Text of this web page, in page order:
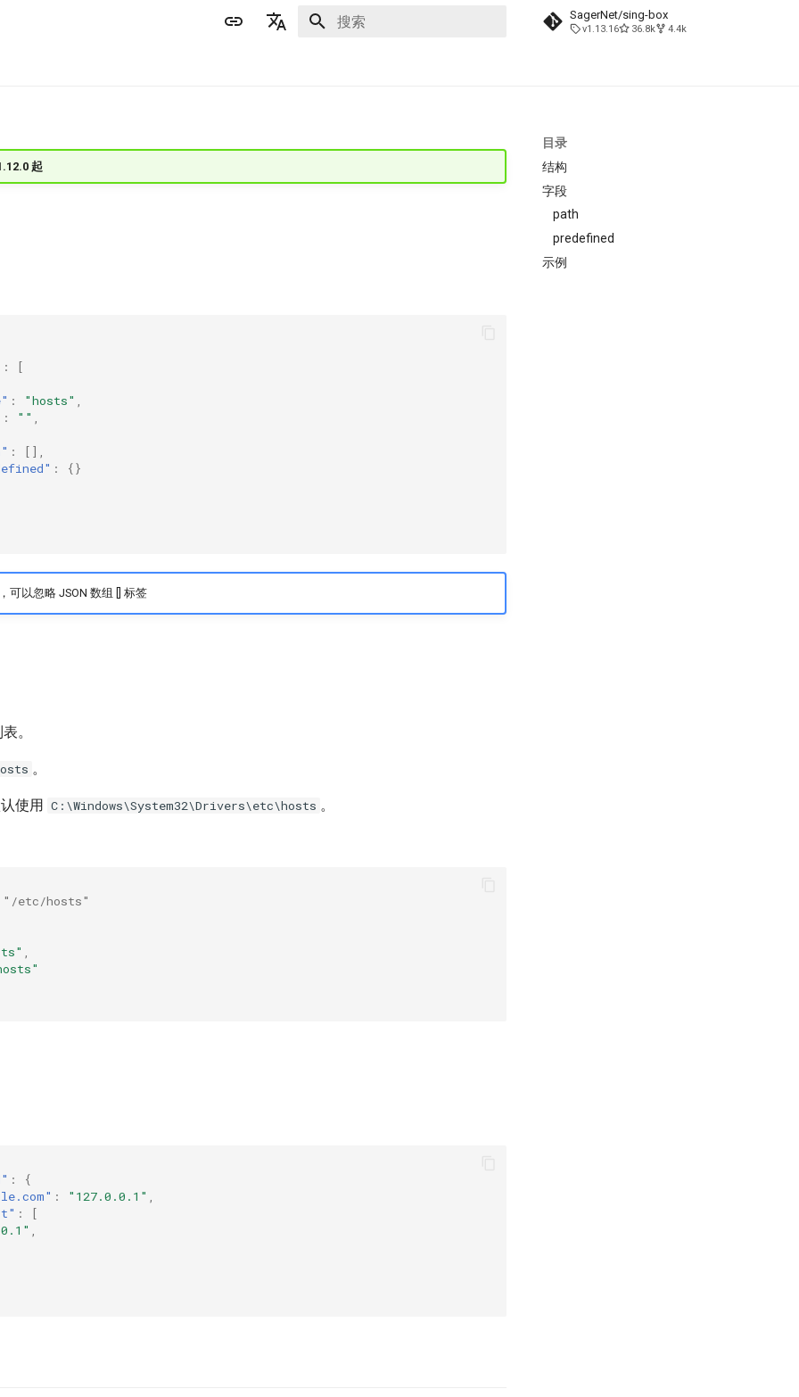
SagerNet/sing-box
v1.13.16 36.8k 4.4k
目录
结构
字段
path
predefined
示例
起
: [
: "hosts"
: ""
:
[],
: {}
可以忽略 JSON 数组 [] 标签
。
。
使用 C:\Windows\System32\Drivers\etc\hosts 。
etc/hosts"
,
:
{
: "127.0.0.1" ,
:
[
,